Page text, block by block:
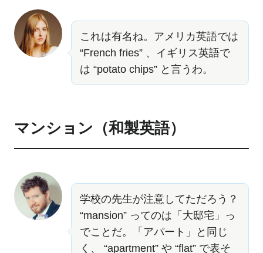
これは有名ね。アメリカ英語では
“French fries” 、イギリス英語で
は “potato chips” と言うわ。
マンション（和製英語）
学校の先生が注意してただろう？
“mansion” ってのは「大邸宅」っ
でことだ。「アパート」と同じ
く、 “apartment” や “flat” で表そ